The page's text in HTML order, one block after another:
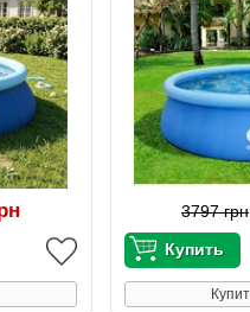
3797 грн